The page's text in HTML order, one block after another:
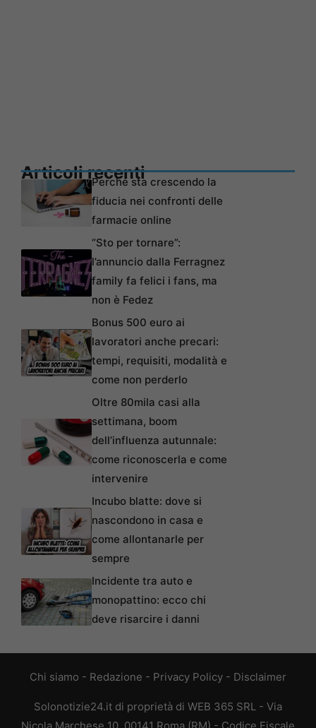
Articoli recentiPerché sta crescendo la
fiducia nei confronti delle
farmacie online
“Sto per tornare”:
l’annuncio dalla Ferragnez
family fa felici i fans, ma
non è Fedez
Bonus 500 euro ai
lavoratori anche precari:
tempi, requisiti, modalità e
come non perderlo
Oltre 80mila casi alla
settimana, boom
dell’influenza autunnale:
come riconoscerla e come
intervenire
Incubo blatte: dove si
nascondono in casa e
come allontanarle per
sempre
Incidente tra auto e
monopattino: ecco chi
deve risarcire i danni
Chi siamo - Redazione - Privacy Policy - Disclaimer
Solonotizie24.it di proprietà di WEB 365 SRL - Via